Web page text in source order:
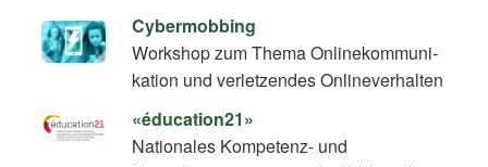
Cybermobbing
Workshop zum Thema On­line­kom­mu­ni­
ka­ti­on und verletzendes Onlineverhalten
«éducation21»
Nationales Kompetenz- und